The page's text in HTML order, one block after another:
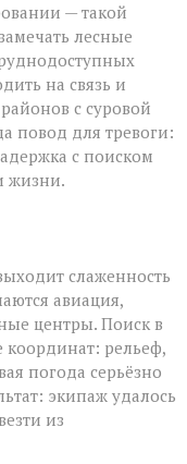
— такой
лесные
на связь и
с суровой
повод для тревоги:
с поиском
жизни.
слаженность
авиация,
центры. Поиск в
координат: рельеф,
погода серьёзно
экипаж удалось
из